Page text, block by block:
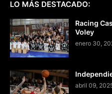
LO MÁS DESTACADO:
Racing
Voley
enero 30,
abril 09,